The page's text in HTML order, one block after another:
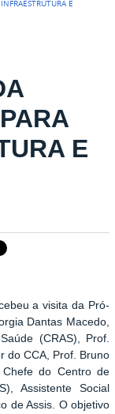
E
E
a visita da Pró-
Dantas Macedo,
(CRAS), Prof.
do CCA, Prof. Bruno
Chefe do Centro de
Assistente Social
de Assis. O objetivo